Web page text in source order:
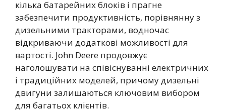
кілька батарейних блоків і прагне
забезпечити продуктивність, порівнянну з
дизельними тракторами, водночас
відкриваючи додаткові можливості для
вартості. John Deere продовжує
наголошувати на співіснуванні електричних
і традиційних моделей, причому дизельні
двигуни залишаються ключовим вибором
для багатьох клієнтів.